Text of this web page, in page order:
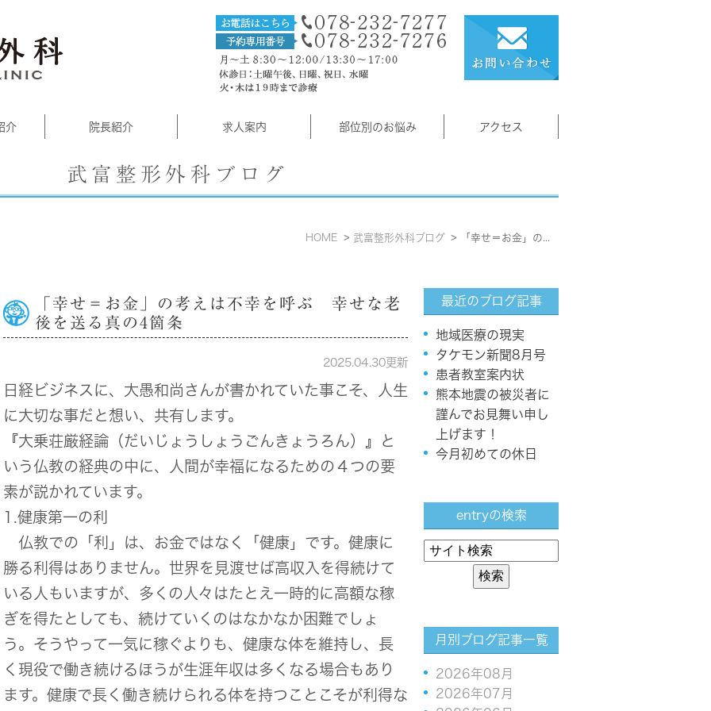
介 院長紹介 求人案内 部位別のお悩み アクセス
武富整形外科ブログ
HOME 武富整形外科ブログ 「幸せ＝お金」の考えは不幸を呼ぶ 幸せな老後を送る真の4箇条
「幸せ＝お金」の考えは不幸を呼ぶ 幸せな老
後を送る真の4箇条
2025.04.30更新
日経ビジネスに、大愚和尚さんが書かれていた事こそ、人生
に大切な事だと想い、共有します。
『大乗荘厳経論（だいじょうしょうごんきょうろん）』と
いう仏教の経典の中に、人間が幸福になるための４つの要
素が説かれています。
1.健康第一の利
仏教での「利」は、お金ではなく「健康」です。健康に
勝る利得はありません。世界を見渡せば高収入を得続けて
いる人もいますが、多くの人々はたとえ一時的に高額な稼
ぎを得たとしても、続けていくのはなかなか困難でしょ
う。そうやって一気に稼ぐよりも、健康な体を維持し、長
く現役で働き続けるほうが生涯年収は多くなる場合もあり
ます。健康で長く働き続けられる体を持つことこそが利得な
最近のブログ記事
地域医療の現実
タケモン新聞8月号
患者教室案内状
熊本地震の被災者に
謹んでお見舞い申し
上げます！
今月初めての休日
entryの検索
月別ブログ記事一覧
2026年08月
2026年07月